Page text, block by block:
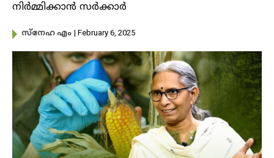
നിർമ്മിക്കാൻ സർക്കാർ
സ്നേഹ എം | February 6, 2025